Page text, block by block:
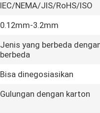
IEC/NEMA/JIS/RoHS/ISO
0.12mm-3.2mm
Jenis yang berbeda
berbeda
Bisa dinegosiasikan
Gulungan dengan karton